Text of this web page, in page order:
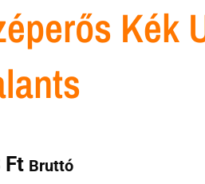
Kék
Ft Bruttó